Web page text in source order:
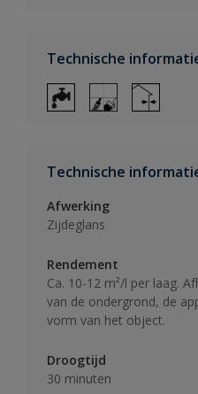
Technische
Technische
Afwerking
Zijdeglans
Rendement
Ca. 10-12 m²/l per laag.
van de ondergrond, de
vorm van het object.
Droogtijd
30 minuten